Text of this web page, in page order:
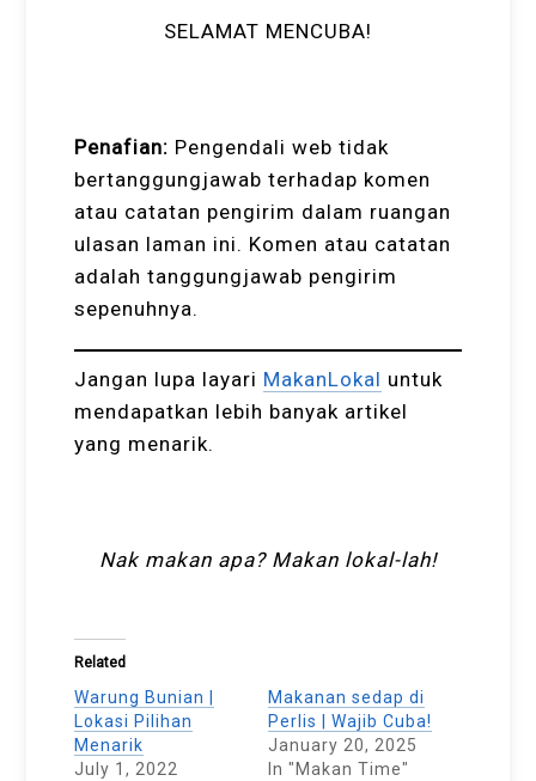
SELAMAT MENCUBA!
Penafian: Pengendali web tidak
bertanggungjawab terhadap komen
atau catatan pengirim dalam ruangan
ulasan laman ini. Komen atau catatan
adalah tanggungjawab pengirim
sepenuhnya.
Jangan lupa layari MakanLokal untuk
mendapatkan lebih banyak artikel
yang menarik.
Nak makan apa? Makan lokal-lah!
Related
Warung Bunian |
Lokasi Pilihan
Menarik
July 1, 2022
Makanan sedap di
Perlis | Wajib Cuba!
January 20, 2025
In "Makan Time"